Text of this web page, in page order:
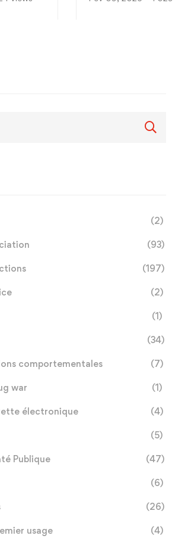
(2)
(93)
(197)
(2)
(1)
(34)
comportementales (7)
war (1)
électronique (4)
(5)
Publique (47)
(6)
(26)
usage (4)